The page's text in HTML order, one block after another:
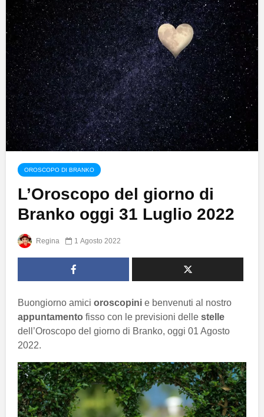
OROSCOPO DI BRANKO
L’Oroscopo del giorno di
Branko oggi 31 Luglio 2022
Regina 1 Agosto 2022
Buongiorno amici oroscopini e benvenuti al nostro
appuntamento fisso con le previsioni delle stelle
dell’Oroscopo del giorno di Branko, oggi 01 Agosto
2022.